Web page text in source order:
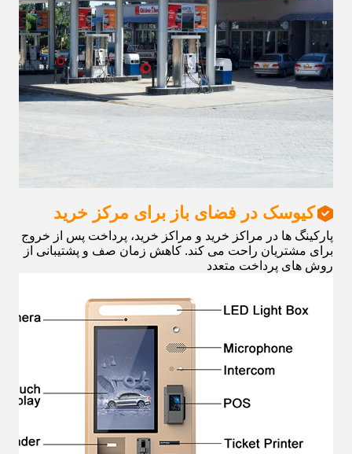
کیوسک در فضای باز برای مرکز خرید
پارکینگ ها در مراکز خرید و مراکز خرید، پرداخت پس از خروج را
برای مشتریان راحت می کند. کاهش زمان صف و پشتیبانی از
روش های پرداخت متعدد